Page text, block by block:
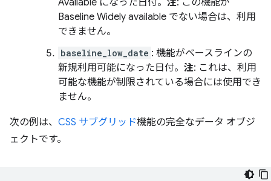
Available になった日付。 注: この機能が
Baseline Widely available でない場合は、利用
できません。
baseline_low_date : 機能がベースラインの
新規利用可能になった日付。 注: これは、利用
可能な機能が制限されている場合には使用でき
ません。
次の例は、 CSS サブグリッド機能の完全なデータ オブジ
ェクトです。